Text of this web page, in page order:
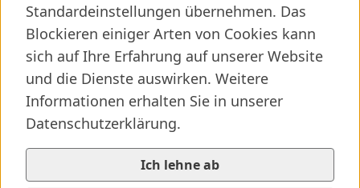
Standardeinstellungen übernehmen. Das
Blockieren einiger Arten von Cookies kann
sich auf Ihre Erfahrung auf unserer Website
und die Dienste auswirken. Weitere
Informationen erhalten Sie in unserer
Datenschutzerklärung.
Ich lehne ab